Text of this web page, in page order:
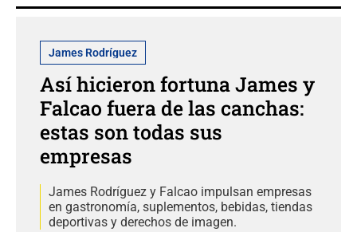
James Rodríguez
Así hicieron fortuna James y
Falcao fuera de las canchas:
estas son todas sus
empresas
James Rodríguez y Falcao impulsan empresas
en gastronomía, suplementos, bebidas, tiendas
deportivas y derechos de imagen.